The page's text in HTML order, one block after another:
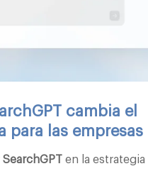
cambia el
para las empresas
SearchGPTen la estrategia